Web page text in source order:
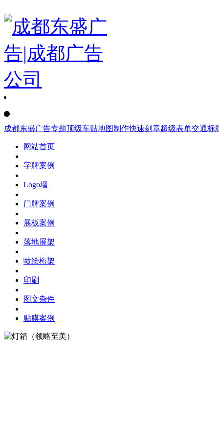
成都东盛广告专题顶级车贴地图制作快速刻章超级表单交通标
网站首页
字牌案例
Logo墙
门牌案例
展板案例
落地展架
喷绘桁架
印刷
图文杂件
贴膜案例